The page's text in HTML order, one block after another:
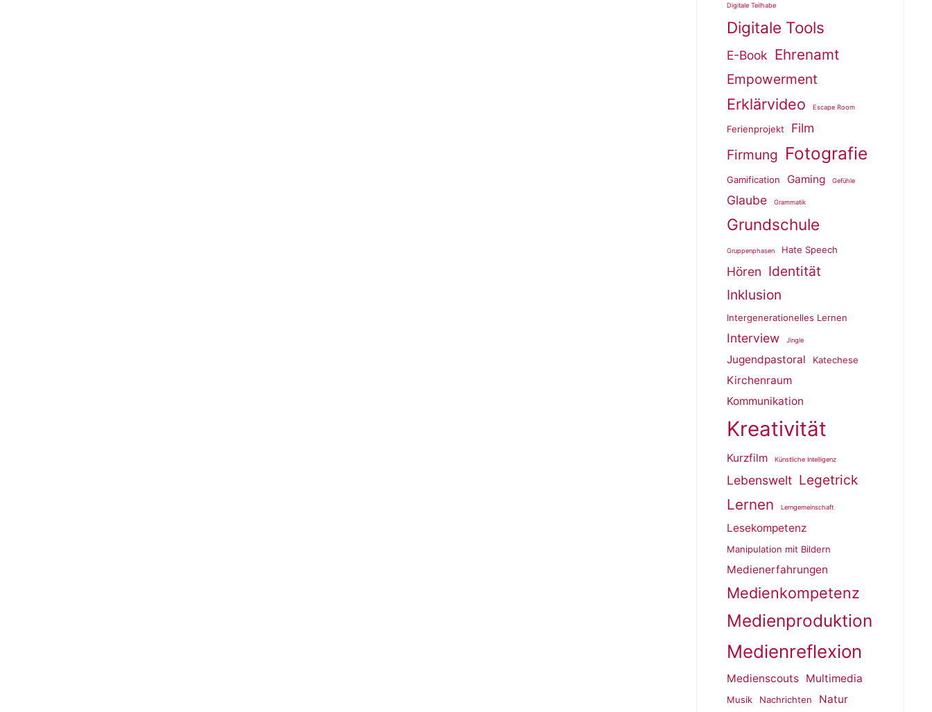
Digitale Teilhabe
Digitale Tools
E-Book Ehrenamt
Empowerment
Erklärvideo Escape Room
Ferienprojekt Film
Firmung Fotografie
Gamification Gaming Gefühle
Glaube Grammatik
Grundschule
Gruppenphasen Hate Speech
Hören Identität
Inklusion
Intergenerationelles Lernen
Interview Jingle
Jugendpastoral Katechese
Kirchenraum
Kommunikation
Kreativität
Kurzfilm Künstliche Intelligenz
Lebenswelt Legetrick
Lernen Lerngemeinschaft
Lesekompetenz
Manipulation mit Bildern
Medienerfahrungen
Medienkompetenz
Medienproduktion
Medienreflexion
Medienscouts Multimedia
Musik Nachrichten
Natur